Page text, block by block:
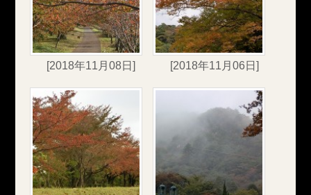
[2018年11月08日] [2018年11月06日]